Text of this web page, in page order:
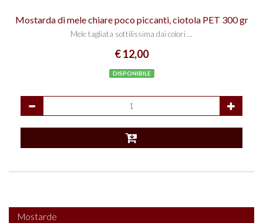
Mostarda di mele chiare poco piccanti, ciotola PET 300 gr
Mele tagliata sottilissima dai colori ...
€ 12,00
DISPONIBILE
Mostarde